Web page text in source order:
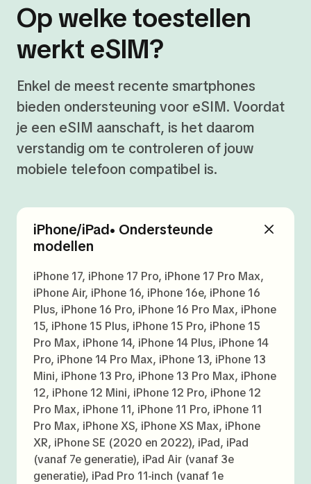
Op welke toestellen
werkt eSIM?
Enkel de meest recente smartphones
bieden ondersteuning voor eSIM. Voordat
je een eSIM aanschaft, is het daarom
verstandig om te controleren of jouw
mobiele telefoon compatibel is.
iPhone/iPad• Ondersteunde
modellen
iPhone 17, iPhone 17 Pro, iPhone 17 Pro Max,
iPhone Air, iPhone 16, iPhone 16e, iPhone 16
Plus, iPhone 16 Pro, iPhone 16 Pro Max, iPhone
15, iPhone 15 Plus, iPhone 15 Pro, iPhone 15
Pro Max, iPhone 14, iPhone 14 Plus, iPhone 14
Pro, iPhone 14 Pro Max, iPhone 13, iPhone 13
Mini, iPhone 13 Pro, iPhone 13 Pro Max, iPhone
12, iPhone 12 Mini, iPhone 12 Pro, iPhone 12
Pro Max, iPhone 11, iPhone 11 Pro, iPhone 11
Pro Max, iPhone XS, iPhone XS Max, iPhone
XR, iPhone SE (2020 en 2022), iPad, iPad
(vanaf 7e generatie), iPad Air (vanaf 3e
generatie), iPad Pro 11-inch (vanaf 1e